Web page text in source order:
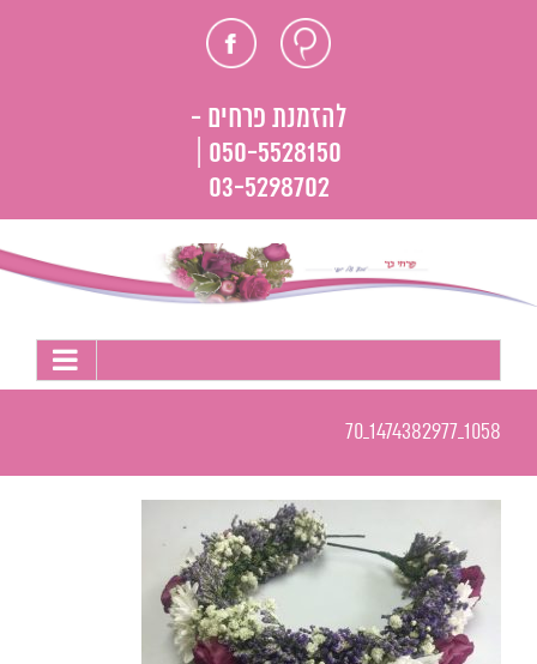
חוות פייסבוק
להזמנת פרחים -
050-5528150 |
03-5298702
1058_1474382977_70